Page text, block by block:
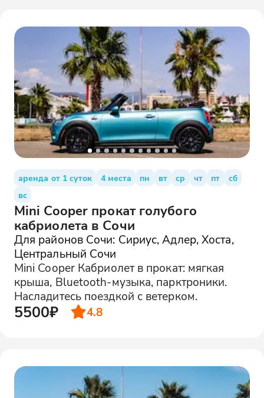
аренда от 1 суток 4 места пн вт ср чт пт
сб
вс
Mini Cooper прокат голубого
кабриолета в Сочи
Для районов Сочи: Сириус, Адлер, Хоста,
Центральный Сочи
Mini Cooper Кабриолет в прокат: мягкая
крыша, Bluetooth-музыка, парктроники.
Насладитесь поездкой с ветерком.
5500₽ 4.8